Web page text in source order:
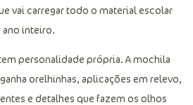
vai carregar todo o material escolar
inteiro.
personalidade própria. A mochila
orelhinhas, aplicações em relevo,
e detalhes que fazem os olhos